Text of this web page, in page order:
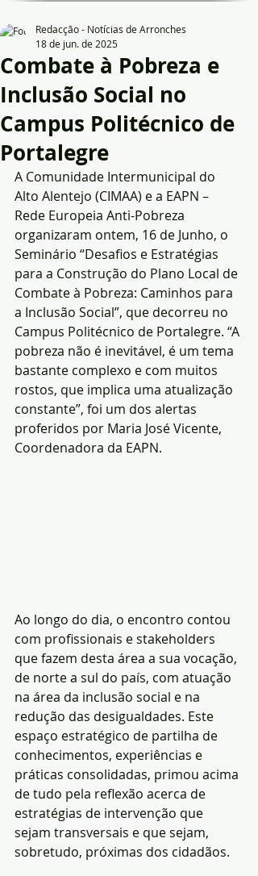
Combate à Pobreza e
Inclusão Social no
Campus Politécnico de
Portalegre
Redacção - Notícias de Arronches
18 de jun. de 2025
A Comunidade Intermunicipal do
Alto Alentejo (CIMAA) e a EAPN –
Rede Europeia Anti-Pobreza
organizaram ontem, 16 de Junho, o
Seminário “Desafios e Estratégias
para a Construção do Plano Local de
Combate à Pobreza: Caminhos para
a Inclusão Social”, que decorreu no
Campus Politécnico de Portalegre. “A
pobreza não é inevitável, é um tema
bastante complexo e com muitos
rostos, que implica uma atualização
constante”, foi um dos alertas
proferidos por Maria José Vicente,
Coordenadora da EAPN.
Ao longo do dia, o encontro contou
com profissionais e stakeholders
que fazem desta área a sua vocação,
de norte a sul do país, com atuação
na área da inclusão social e na
redução das desigualdades. Este
espaço estratégico de partilha de
conhecimentos, experiências e
práticas consolidadas, primou acima
de tudo pela reflexão acerca de
estratégias de intervenção que
sejam transversais e que sejam,
sobretudo, próximas dos cidadãos.